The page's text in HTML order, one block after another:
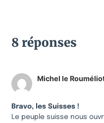
8 réponses
Michel le
Bravo, les Suisses !
Le peuple suisse nous